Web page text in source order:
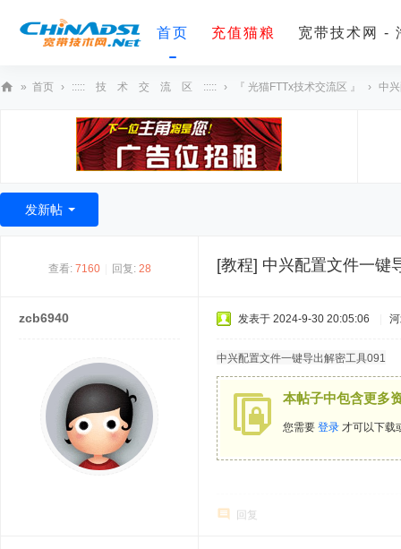
首页 充值猫粮 宽带技术网 -
术
» 首页 › ::::: 技 术 交 流 区 ::::: › 『 光猫FTTx技术交流区 』 › 中
发新帖
查看: 7160 回复: 28 [教程] 中兴配置文件一键
zcb6940 发表于 2024-9-30 20:05:06
中兴配置文件一键导出解密工具091
本帖子中包含更多
您需要 登录 才可以下载
回复